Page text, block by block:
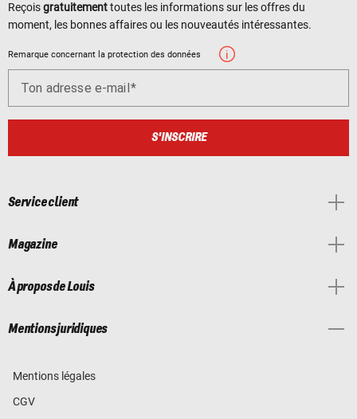
Reçoisgratuitementtoutes les informations sur les offres du
moment, les bonnes affaires ou les nouveautés intéressantes.
Remarque concernant la protection des données
Ton adresse e-mail
S'INSCRIRE
Service client
Magazine
À propos de Louis
Mentions juridiques
Mentions légales
CGV